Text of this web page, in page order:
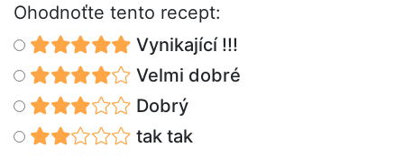
Ohodnoťte tento recept:
Vynikající !!!
Velmi dobré
Dobrý
tak tak